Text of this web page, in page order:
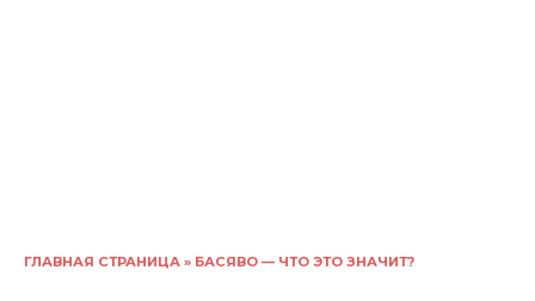
ГЛАВНАЯ СТРАНИЦА » БАСЯВО — ЧТО ЭТО ЗНАЧИТ?